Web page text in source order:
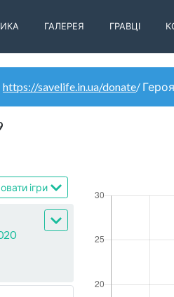
ГАЛЕРЕЯ ГРАВЦІ
https://savelife.in.ua/donate/
ігри